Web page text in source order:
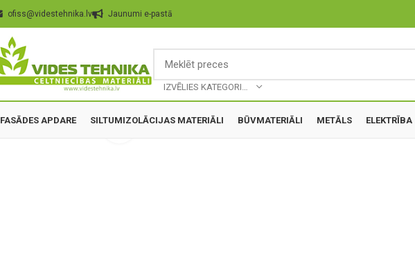
ofiss@videstehnika.lv Jaunumi e-pastā
FASĀDES APDARE SILTUMIZOLĀCIJAS MATERIĀLI BŪVMATERIĀLI METĀLS ELEKTRĪBA
Palielināt